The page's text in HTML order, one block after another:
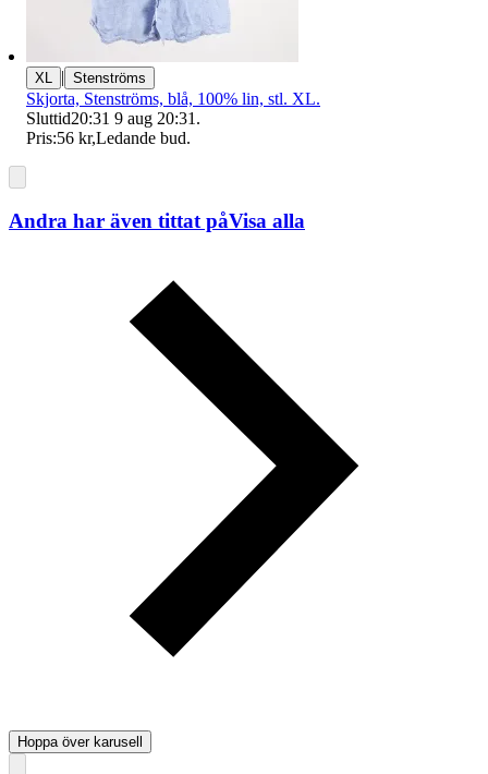
XL | Stenströms
Skjorta, Stenströms, blå, 100% lin, stl. XL.
Sluttid20:31 9 aug 20:31 .
Pris:56 kr,Ledande bud.
Andra har även tittat påVisa alla
Hoppa över karusell